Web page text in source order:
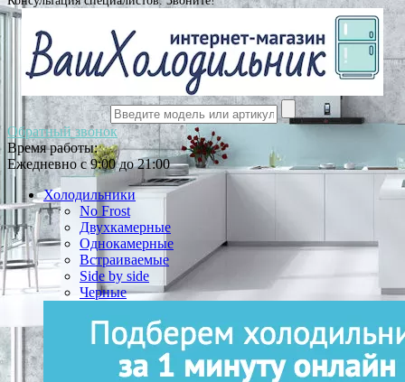
Обратный звонок
Время работы:
Ежедневно с 9:00 до 21:00
Холодильники
No Frost
Двухкамерные
Однокамерные
Встраиваемые
Side by side
Черные